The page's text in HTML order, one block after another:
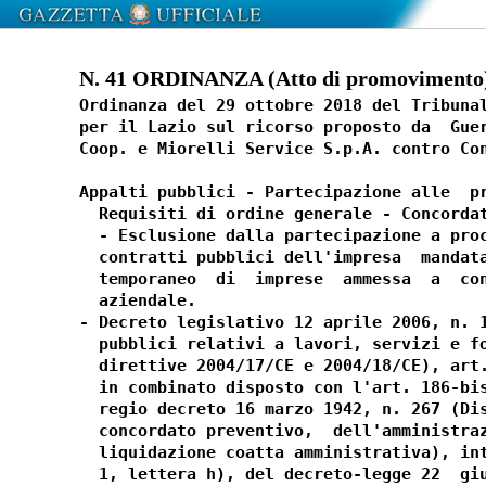
N. 41 ORDINANZA (Atto di
Ordinanza del 29 ottobre 2018 del
per il Lazio sul ricorso proposto da
Coop. e Miorelli Service S.p.A. contro
Appalti pubblici - Partecipazione alle
Requisiti di ordine generale -
- Esclusione dalla partecipazione a
contratti pubblici dell'impresa
temporaneo  di  imprese  ammessa  a
  aziendale.
- Decreto legislativo 12 aprile 2006, n.
pubblici relativi a lavori, servizi e
direttive 2004/17/CE e 2004/18/CE),
in combinato disposto con l'art. 186-
regio decreto 16 marzo 1942, n. 267
concordato preventivo,
liquidazione coatta amministrativa),
1, lettera h), del decreto-legge 22